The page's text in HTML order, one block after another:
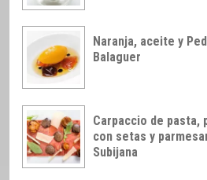
Naranja, aceite y
Balaguer
Carpaccio de pasta,
con setas y
Subijana